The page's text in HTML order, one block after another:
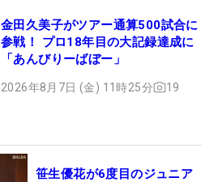
金田久美子がツアー通算500試合に
参戦！ プロ18年目の大記録達成に
「あんびりーばぼー」
2026年8月7日 (金) 11時25分 19
笹生優花が6度目のジュニア